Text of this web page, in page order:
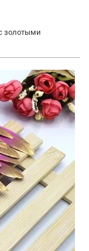
золотыми